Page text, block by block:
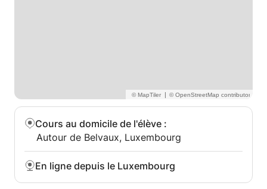
|
Cours au domicile de l'élève :
Autour de Belvaux, Luxembourg
En ligne depuis le Luxembourg